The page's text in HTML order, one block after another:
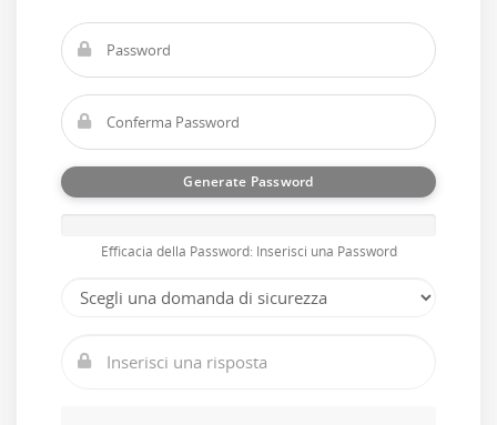
Generate Password
Efficacia della Password: Inserisci una Password